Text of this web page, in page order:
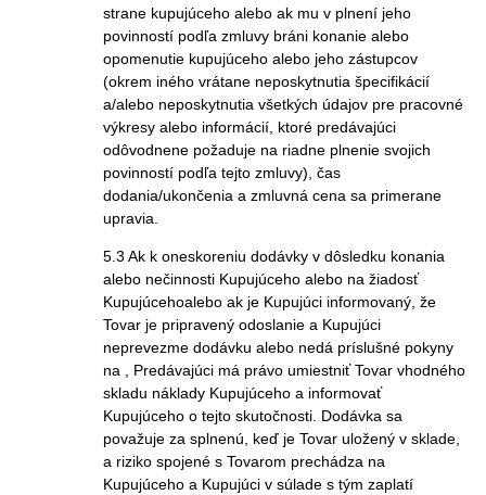
strane kupujúceho alebo ak mu v plnení jeho
povinností podľa zmluvy bráni konanie alebo
opomenutie kupujúceho alebo jeho zástupcov
(okrem iného vrátane neposkytnutia špecifikácií
a/alebo neposkytnutia všetkých údajov pre pracovné
výkresy alebo informácií, ktoré predávajúci
odôvodnene požaduje na riadne plnenie svojich
povinností podľa tejto zmluvy), čas
dodania/ukončenia a zmluvná cena sa primerane
upravia.
5.3 Ak k oneskoreniu dodávky v dôsledku konania
alebo nečinnosti Kupujúceho alebo na žiadosť
Kupujúcehoalebo ak je Kupujúci informovaný, že
Tovar je pripravený odoslanie a Kupujúci
neprevezme dodávku alebo nedá príslušné pokyny
na , Predávajúci má právo umiestniť Tovar vhodného
skladu náklady Kupujúceho a informovať
Kupujúceho o tejto skutočnosti. Dodávka sa
považuje za splnenú, keď je Tovar uložený v sklade,
a riziko spojené s Tovarom prechádza na
Kupujúceho a Kupujúci v súlade s tým zaplatí